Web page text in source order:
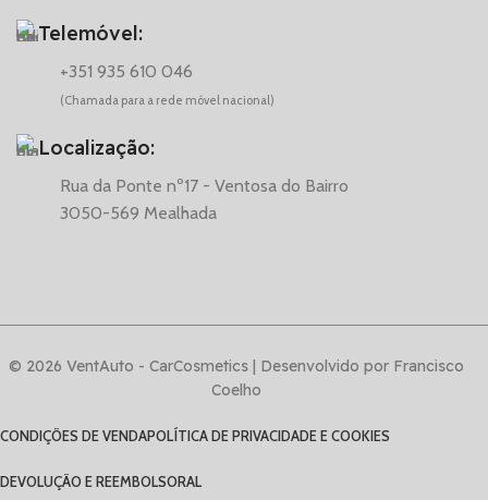
Telemóvel:
+351 935 610 046
(Chamada para a rede móvel nacional)
Localização:
Rua da Ponte nº17 - Ventosa do Bairro
3050-569 Mealhada
© 2026 VentAuto - CarCosmetics | Desenvolvido por Francisco
Coelho
CONDIÇÕES DE VENDAPOLÍTICA DE PRIVACIDADE E COOKIES
DEVOLUÇÃO E REEMBOLSORAL